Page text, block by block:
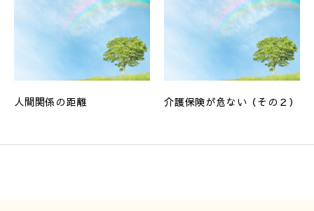
人間関係の距離 介護保険が危ない（その２）